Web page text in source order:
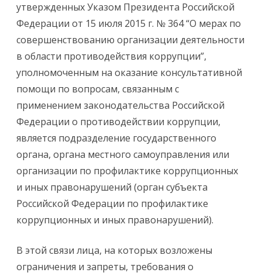
утвержденных Указом Президента Российской
Федерации от 15 июля 2015 г. № 364 “О мерах по
совершенствованию организации деятельности
в области противодействия коррупции”,
уполномоченным на оказание консультативной
помощи по вопросам, связанным с
применением законодательства Российской
Федерации о противодействии коррупции,
является подразделение государственного
органа, органа местного самоуправления или
организации по профилактике коррупционных
и иных правонарушений (орган субъекта
Российской Федерации по профилактике
коррупционных и иных правонарушений).
В этой связи лица, на которых возложены
ограничения и запреты, требования о